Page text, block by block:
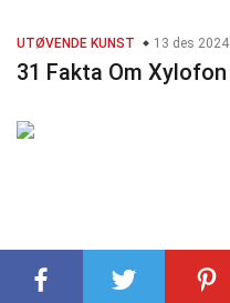
UTØVENDE KUNST 13 des 2024
31 Fakta Om Xylofon